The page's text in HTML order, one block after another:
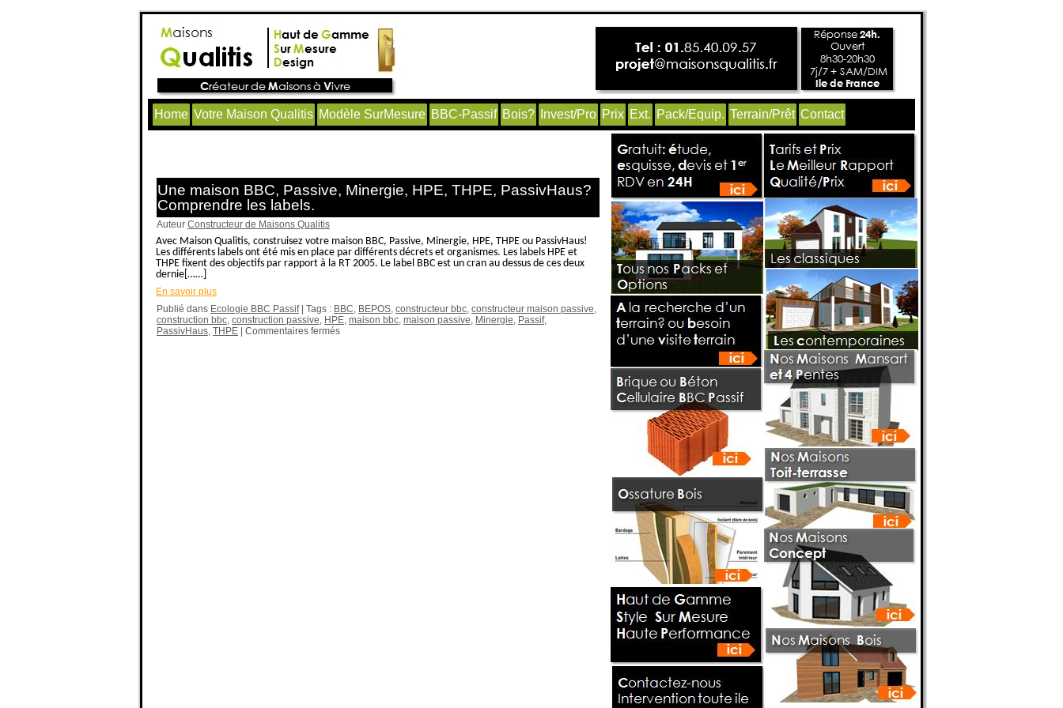
Home Votre Maison Qualitis Modèle SurMesure BBC-Passif Bois? Invest/Pro Prix Ext. Pack/Equip. Terrain/Prêt Contact
Une maison BBC, Passive, Minergie, HPE, THPE, PassivHaus?
Comprendre les labels.
Auteur Constructeur de Maisons Qualitis
Avec Maison Qualitis, construisez votre maison BBC, Passive, Minergie, HPE, THPE ou PassivHaus!
Les différents labels ont été mis en place par différents décrets et organismes. Les labels HPE et
THPE fixent des objectifs par rapport à la RT 2005. Le label BBC est un cran au dessus de ces deux
dernie[……]
En savoir plus
Publié dans Ecologie BBC Passif| Tags : BBC, BEPOS, constructeur bbc, constructeur maison passive,
construction bbc, construction passive, HPE, maison bbc, maison passive, Minergie, Passif,
PassivHaus, THPE Commentaires fermés